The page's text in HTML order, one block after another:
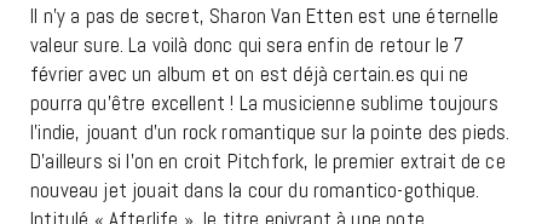
Il n’y a pas de secret, Sharon Van Etten est une éternelle
valeur sure. La voilà donc qui sera enfin de retour le 7
février avec un album et on est déjà certain.es qui ne
pourra qu’être excellent ! La musicienne sublime toujours
l’indie, jouant d’un rock romantique sur la pointe des pieds.
D’ailleurs si l’on en croit Pitchfork, le premier extrait de ce
nouveau jet jouait dans la cour du romantico-gothique.